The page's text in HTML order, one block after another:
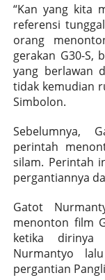
“Kan yang kita
referensi
orang
gerakan G30-S,
yang berlawan
tidak kemudian
Simbolon.
Sebelumnya,
perintah
silam. Perintah
pergantiannya
Gatot
menonton film
ketika dirinya
Nurmantyo
pergantian